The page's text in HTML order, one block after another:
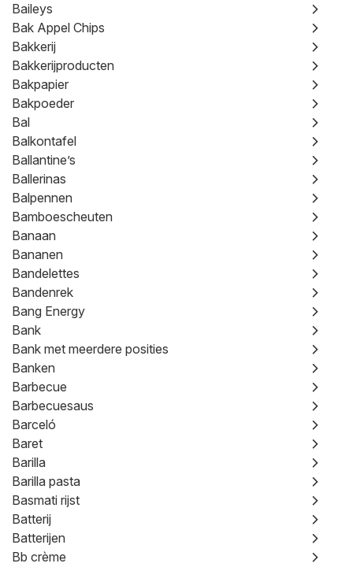
Baileys
Bak Appel Chips
Bakkerij
Bakkerijproducten
Bakpapier
Bakpoeder
Bal
Balkontafel
Ballantine’s
Ballerinas
Balpennen
Bamboescheuten
Banaan
Bananen
Bandelettes
Bandenrek
Bang Energy
Bank
Bank met meerdere posities
Banken
Barbecue
Barbecuesaus
Barceló
Baret
Barilla
Barilla pasta
Basmati rijst
Batterij
Batterijen
Bb crème